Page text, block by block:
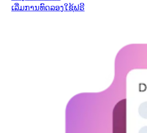
ເລີ່ມການທົດລອງໃຊ້ຟຣີ